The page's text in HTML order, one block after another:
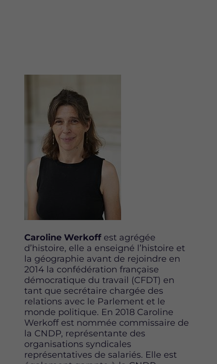
Caroline Werkoffest agrégée
d’histoire, elle a enseigné l’histoire et
la géographie avant de rejoindre en
2014 la confédération française
démocratique du travail (CFDT) en
tant que secrétaire chargée des
relations avec le Parlement et le
monde politique. En 2018 Caroline
Werkoff est nommée commissaire de
la CNDP, représentante des
organisations syndicales
représentatives de salariés. Elle est